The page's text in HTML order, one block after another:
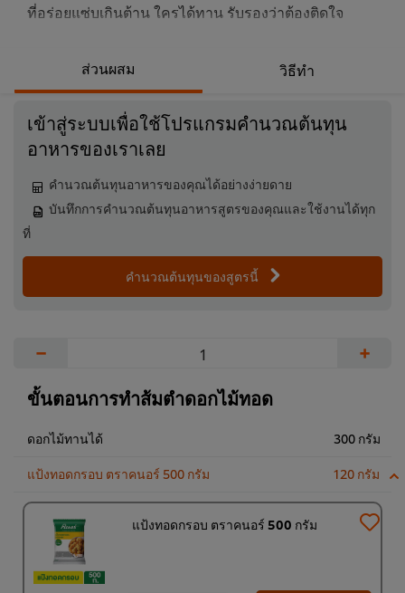
ที่อร่อยแซ่บเกินต้าน ใครได้ทาน รับรองว่าต้องติดใจ
ส่วนผสม วิธีทำ
เข้าสู่ระบบเพื่อใช้โปรแกรมคำนวณต้นทุน
อาหารของเราเลย
คำนวณต้นทุนอาหารของคุณได้อย่างง่ายดาย
บันทึกการคำนวณต้นทุนอาหารสูตรของคุณและใช้งานได้ทุก
ที่
คำนวณต้นทุนของสูตรนี้
− +
ขั้นตอนการทำส้มตำดอกไม้ทอด
ดอกไม้ทานได้ 300 กรัม
แป้งทอดกรอบ ตราคนอร์ 500 กรัม 120 กรัม
แป้งทอดกรอบ ตราคนอร์ 500 กรัม